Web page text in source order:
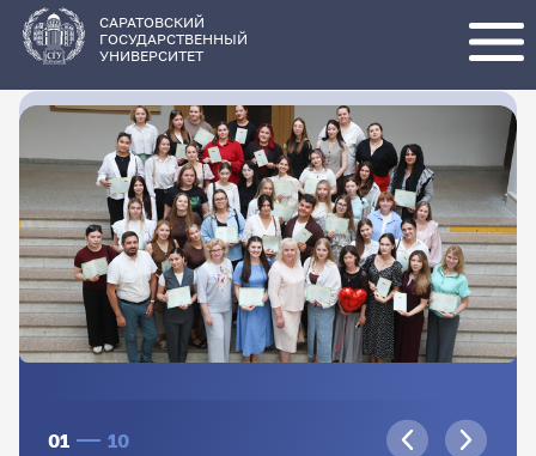
основному
содержанию
САРАТОВСКИЙ
ГОСУДАРСТВЕННЫЙ
УНИВЕРСИТЕТ
01 10